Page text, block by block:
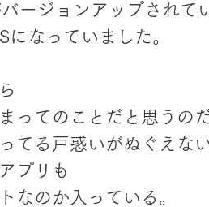
ージョンアップされて
になっていました。
ってのことだと思うの
てる戸惑いがぬぐえない
プリも
なのか入っている。